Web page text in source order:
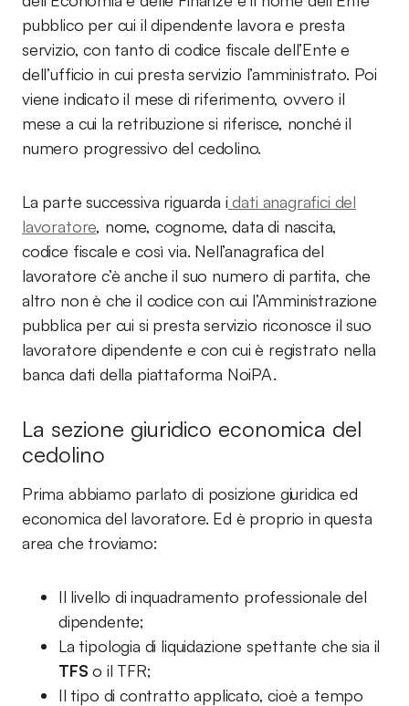
pubblico per cui il dipendente lavora e presta
servizio, con tanto di codice fiscale dell’Ente e
dell’ufficio in cui presta servizio l’amministrato. Poi
viene indicato il mese di riferimento, ovvero il
mese a cui la retribuzione si riferisce, nonché il
numero progressivo del cedolino.
La parte successiva riguarda i dati anagrafici del
lavoratore, nome, cognome, data di nascita,
codice fiscale e così via. Nell’anagrafica del
lavoratore c’è anche il suo numero di partita, che
altro non è che il codice con cui l’Amministrazione
pubblica per cui si presta servizio riconosce il suo
lavoratore dipendente e con cui è registrato nella
banca dati della piattaforma NoiPA.
La sezione giuridico economica del
cedolino
Prima abbiamo parlato di posizione giuridica ed
economica del lavoratore. Ed è proprio in questa
area che troviamo:
Il livello di inquadramento professionale del
dipendente;
La tipologia di liquidazione spettante che sia il
TFSo il TFR;
Il tipo di contratto applicato, cioè a tempo